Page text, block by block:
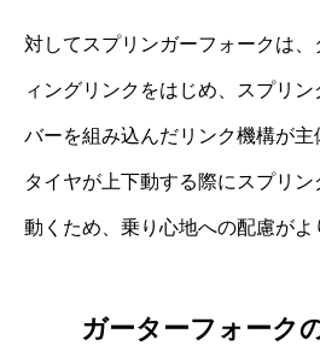
対してスプリンガーフォークは
ィングリンクをはじめ、スプリ
バーを組み込んだリンク機構が
タイヤが上下動する際にスプリ
動くため、乗り心地への配慮がよ
ガーターフォーク